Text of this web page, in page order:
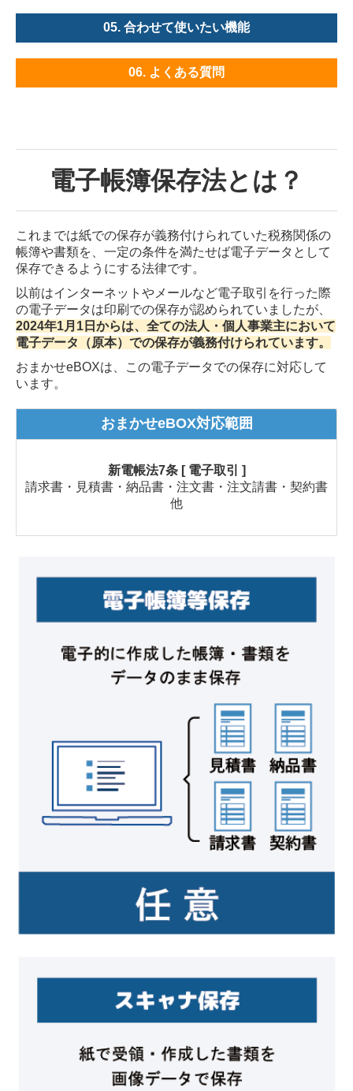
05. 合わせて使いたい機能
06. よくある質問
電子帳簿保存法とは？
これまでは紙での保存が義務付けられていた税務関係の
帳簿や書類を、一定の条件を満たせば電子データとして
保存できるようにする法律です。
以前はインターネットやメールなど電子取引を行った際
の電子データは印刷での保存が認められていましたが、
2024年1月1日からは、全ての法人・個人事業主において
電子データ（原本）での保存が義務付けられています。
おまかせeBOXは、この電子データでの保存に対応して
います。
おまかせeBOX対応範囲
新電帳法7条 [ 電子取引 ]
請求書・見積書・納品書・注文書・注文請書・契約書
他